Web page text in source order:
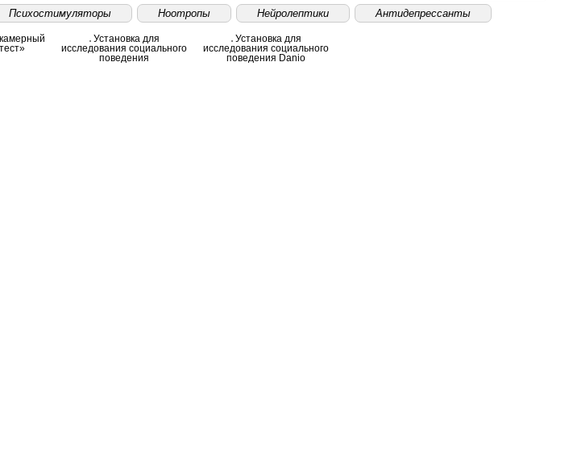
Психостимуляторы Ноотропы Нейролептики Антидепрессанты
Установка для
исследования социального
поведения
Установка для
исследования социального
поведения Danio